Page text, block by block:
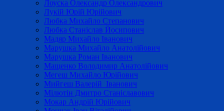
Лоуска Олександр Олександрович
Лукій Юрій Юрійович
Любка Михайло Степанович
Любка Станіслав Йосипович
Мадяр Михайло Іванович
Марушка Михайло Анатолійович
Марушка Роман Іванович
Мащенко Володимир Анатолійович
Мегеш Михайло Юрійович
Мийгеш Валерій Іванович
Мілютін Дмитро Станіславович
Мокар Андрій Юрійович